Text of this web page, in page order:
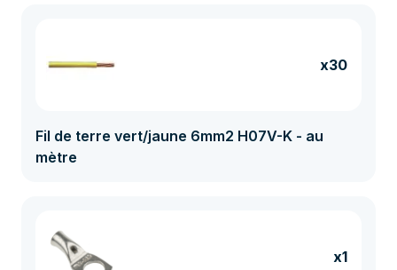
x30
Fil de terre vert/jaune 6mm2 H07V-K - au
mètre
x1